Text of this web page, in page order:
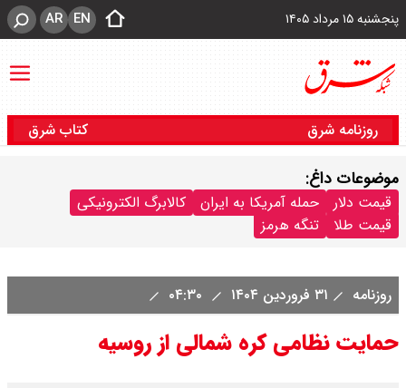
پنجشنبه ۱۵ مرداد ۱۴۰۵ EN
AR
روزنامه شرق کتاب شرق
موضوعات داغ:
قیمت دلار حمله آمریکا به ایران
کالابرگ الکترونیکی
قیمت طلا
تنگه هرمز
روزنامه ۳۱ فروردین ۱۴۰۴
حمایت نظامی کره شمالی از روسیه